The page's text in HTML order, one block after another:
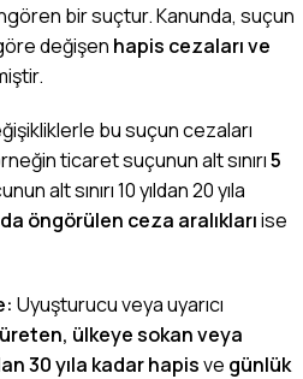
bir suçtur. Kanunda, suçun
değişen hapis cezaları ve
bu suçun cezaları
ticaret suçunun alt sınırı5
alt sınırı 10 yıldan 20 yıla
öngörülen ceza aralıklarıise
Uyuşturucu veya uyarıcı
üreten, ülkeye sokan veya
30 yıla kadar hapisve günlük